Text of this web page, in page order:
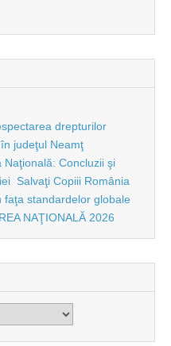
drepturilor
judeţul Neamţ
Naţională: Concluzii şi
Salvaţi Copiii România
faţa standardelor globale
NAŢIONALĂ 2026